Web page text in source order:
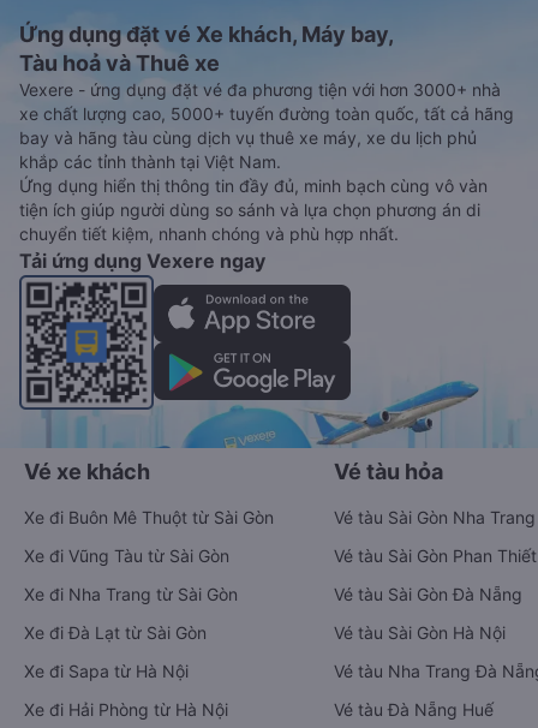
Ứng dụng đặt vé Xe khách, Máy bay,
Tàu hoả và Thuê xe
Vexere - ứng dụng đặt vé đa phương tiện với hơn 3000+ nhà
xe chất lượng cao, 5000+ tuyến đường toàn quốc, tất cả hãng
bay và hãng tàu cùng dịch vụ thuê xe máy, xe du lịch phủ
khắp các tỉnh thành tại Việt Nam.
Ứng dụng hiển thị thông tin đầy đủ, minh bạch cùng vô vàn
tiện ích giúp người dùng so sánh và lựa chọn phương án di
chuyển tiết kiệm, nhanh chóng và phù hợp nhất.
Tải ứng dụng Vexere ngay
Vé xe khách
Xe đi Buôn Mê Thuột từ Sài Gòn
Xe đi Vũng Tàu từ Sài Gòn
Xe đi Nha Trang từ Sài Gòn
Xe đi Đà Lạt từ Sài Gòn
Xe đi Sapa từ Hà Nội
Xe đi Hải Phòng từ Hà Nội
Vé tàu hỏa
Vé tàu Sài Gòn Nha Trang
Vé tàu Sài Gòn Phan Thiết
Vé tàu Sài Gòn Đà Nẵng
Vé tàu Sài Gòn Hà Nội
Vé tàu Nha Trang Đà
Vé tàu Đà Nẵng Huế